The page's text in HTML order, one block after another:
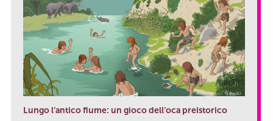
Lungo l’antico fiume: un gioco dell’oca preistorico